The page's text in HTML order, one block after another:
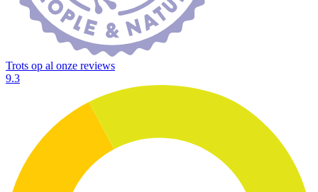
Trots op al onze reviews
9.3